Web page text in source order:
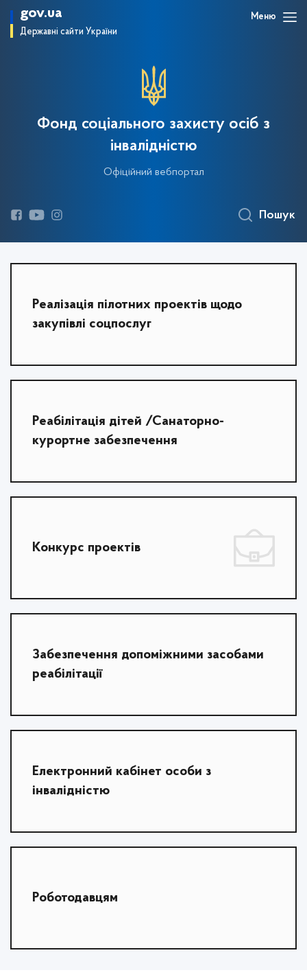
gov.ua
Державні сайти України
Меню
Фонд соціального захисту осіб з
інвалідністю
Офіційний вебпортал
Пошук
Реалізація пілотних проектів щодо
закупівлі соцпослуг
Реабілітація дітей /Санаторно-
курортне забезпечення
Конкурс проектів
Забезпечення допоміжними засобами
реабілітації
Електронний кабінет особи з
інвалідністю
Роботодавцям